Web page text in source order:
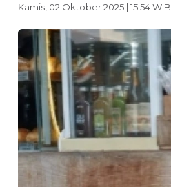
Kamis, 02 Oktober 2025 | 15:54 WIB